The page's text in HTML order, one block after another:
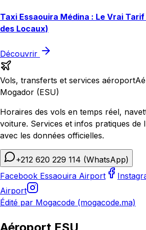
Taxi Essaouira Médina : Le Vrai
des Locaux)
Découvrir
Vols, transferts et services aéroport
Mogador (ESU)
Horaires des vols en temps réel,
voiture. Services et infos pratiques de
avec les données officielles.
+212 620 229 114 (WhatsApp)
Facebook Essaouira Airport
Airport
Édité par Mogacode (mogacode.ma)